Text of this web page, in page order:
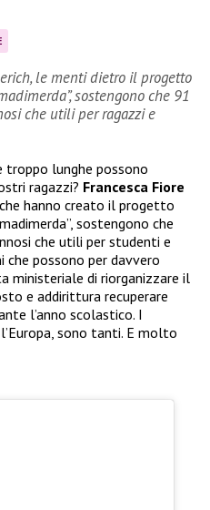
le menti dietro il progetto
sostengono che 91
che utili per ragazzi e
troppo lunghe possono
ragazzi? Francesca Fiore
che hanno creato il progetto
sostengono che
che utili per studenti e
possono per davvero
ministeriale di riorganizzare il
e addirittura recuperare
l’anno scolastico. I
sono tanti. E molto